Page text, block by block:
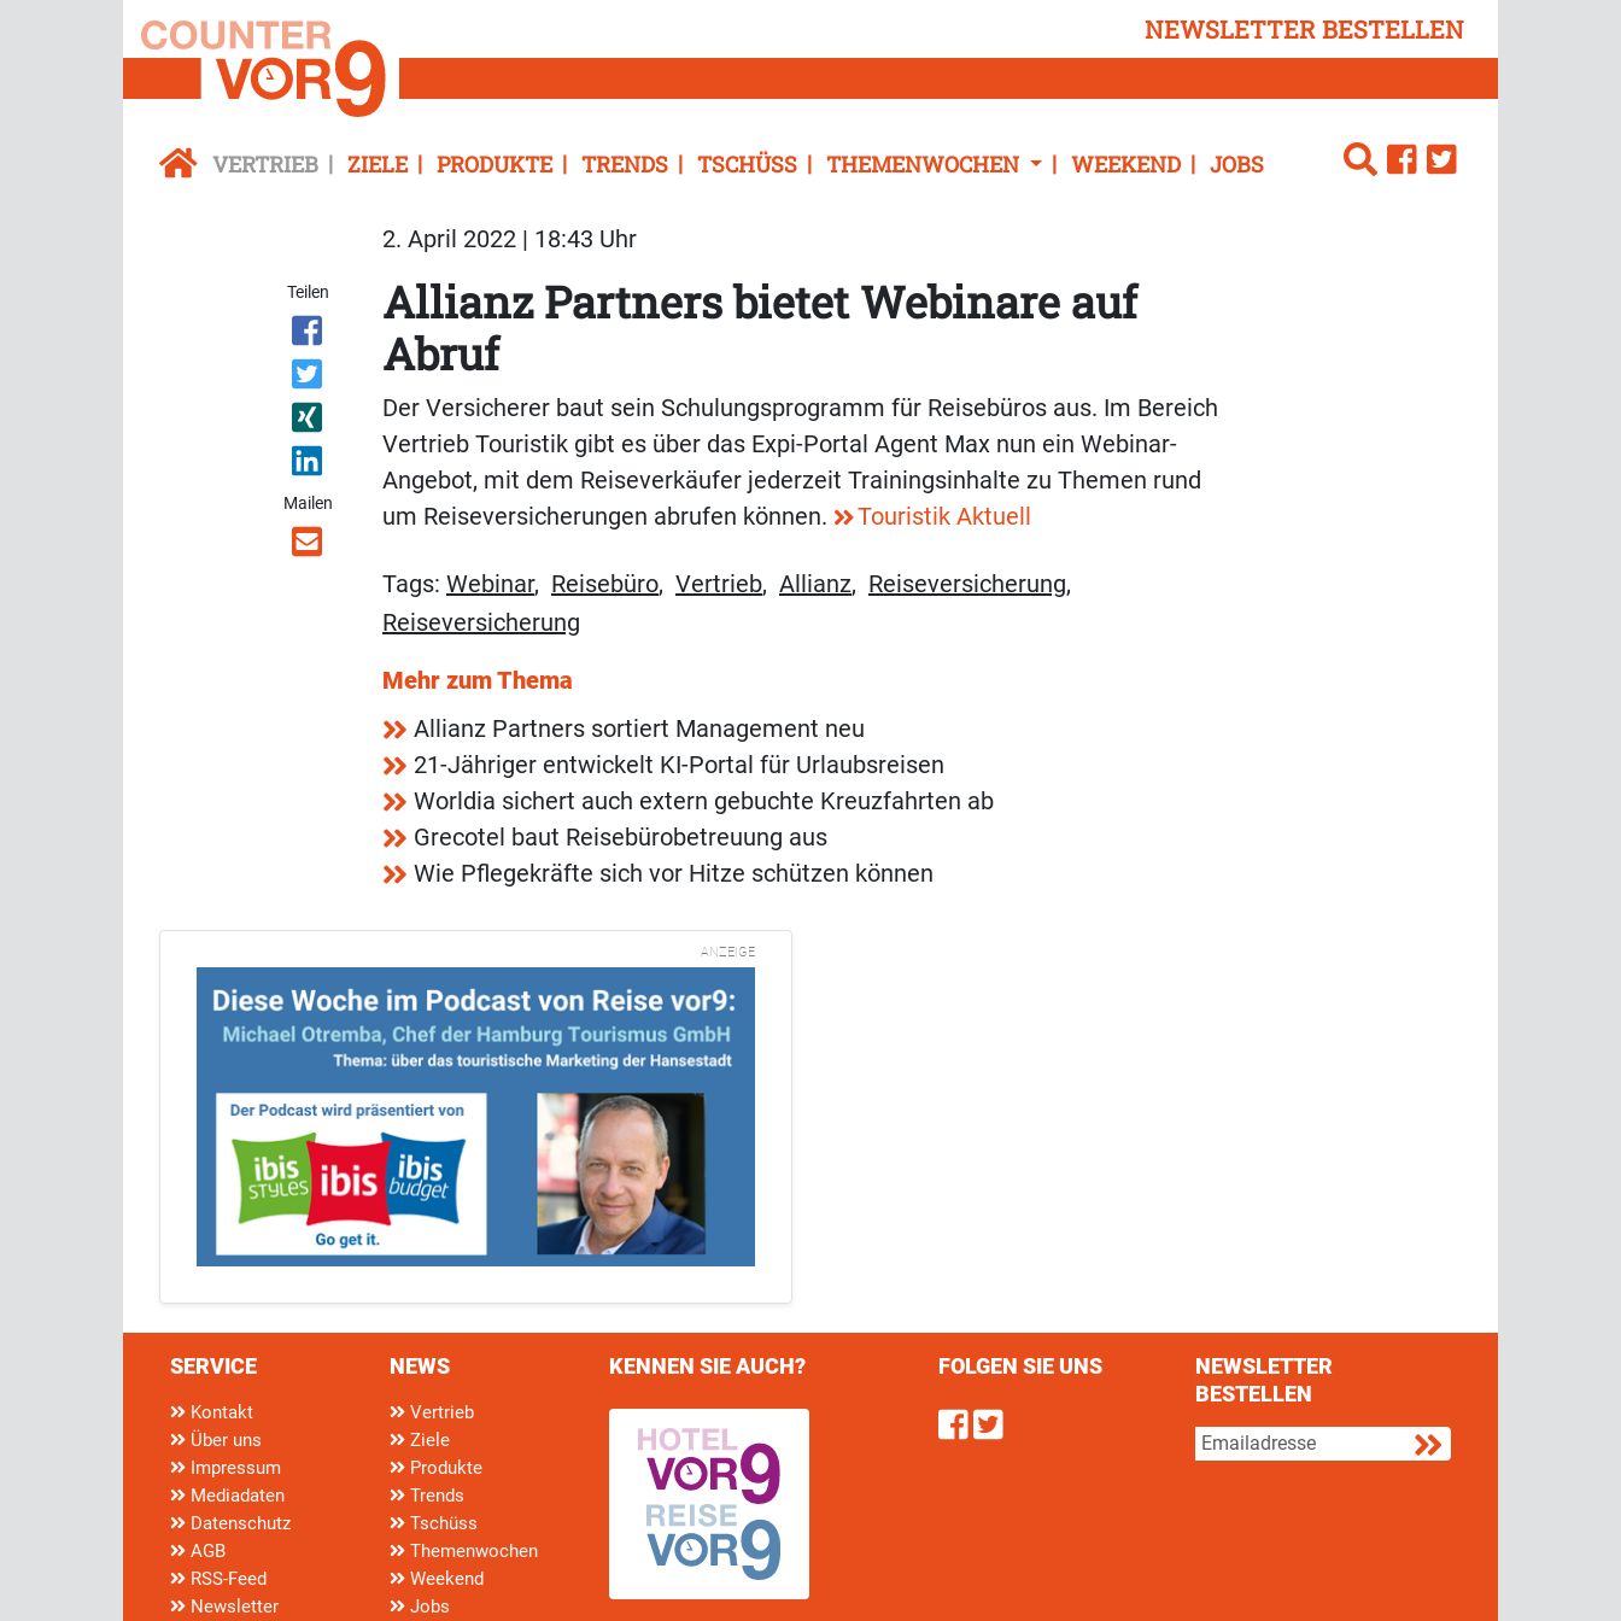
NEWSLETTER BESTELLEN
VERTRIEB ZIELE PRODUKTE TRENDS TSCHÜSS THEMENWOCHEN WEEKEND JOBS
2. April 2022 | 18:43 Uhr
Teilen
Mailen
Allianz Partners bietet Webinare auf
Abruf
Der Versicherer baut sein Schulungsprogramm für Reisebüros aus. Im Bereich
Vertrieb Touristik gibt es über das Expi-Portal Agent Max nun ein Webinar-
Angebot, mit dem Reiseverkäufer jederzeit Trainingsinhalte zu Themen rund
um Reiseversicherungen abrufen können.
Touristik Aktuell
Tags: Webinar, Reisebüro, Vertrieb, Allianz, Reiseversicherung,
Reiseversicherung
Mehr zum Thema
Allianz Partners sortiert Management neu
21-Jähriger entwickelt KI-Portal für Urlaubsreisen
Worldia sichert auch extern gebuchte Kreuzfahrten ab
Grecotel baut Reisebürobetreuung aus
Wie Pflegekräfte sich vor Hitze schützen können
ANZEIGE
SERVICE
Kontakt
Über uns
Impressum
Mediadaten
Datenschutz
AGB
RSS-Feed
Newsletter
NEWS
Vertrieb
Ziele
Produkte
Trends
Tschüss
Themenwochen
Weekend
Jobs
KENNEN SIE AUCH? FOLGEN SIE UNS
Find us on Facebook
Follow us on Twitter
NEWSLETTER
BESTELLEN